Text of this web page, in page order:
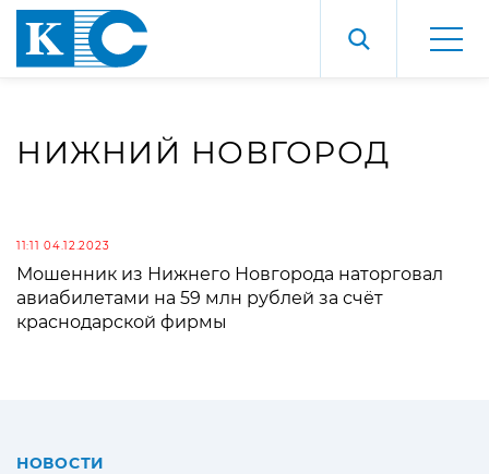
НИЖНИЙ НОВГОРОД
11:11 04.12.2023
Мошенник из Нижнего Новгорода наторговал
авиабилетами на 59 млн рублей за счёт
краснодарской фирмы
НОВОСТИ